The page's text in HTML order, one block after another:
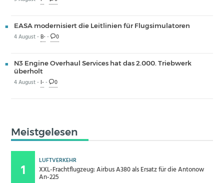
EASA modernisiert die Leitlinien für Flugsimulatoren
4 August -B-- 0
N3 Engine Overhaul Services hat das 2.000. Triebwerk
überholt
4 August - I-- 0
Meistgelesen
LUFTVERKEHR
XXL-Frachtflugzeug: Airbus A380 als Ersatz für die Antonow
An-225